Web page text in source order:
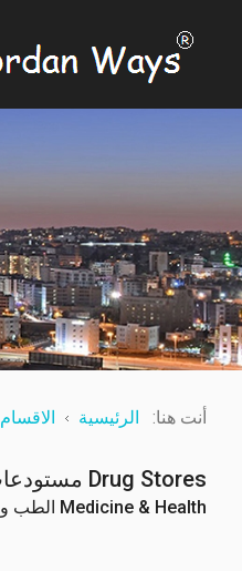
أنت هنا: الرئيسية الاقسام
Drug Stores مستودعات أدوية
Medicine & Health الطب والصحة